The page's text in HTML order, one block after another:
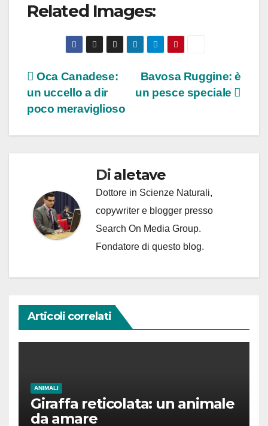
Related Images:
Navigazione
articoli
Bavosa Ruggine: è
un pesce speciale
Oca Canadese:
un uccello a dir
poco meraviglioso
Di aletave
Dottore in Scienze Naturali,
copywriter e blogger presso
Search On Media Group.
Fondatore di questo blog.
Articoli correlati
ANIMALI
Giraffa reticolata: un animale
da amare